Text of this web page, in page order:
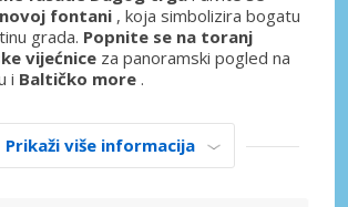
fontani , koja simbolizira bogatu
grada. Popnite se na toranj
vijećnice za panoramski pogled na
i Baltičko more .
Prikaži više informacija